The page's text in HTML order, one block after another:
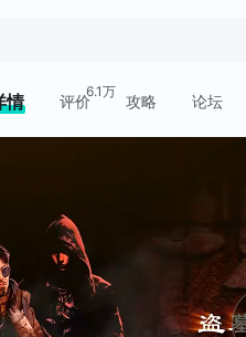
情 评价
6.1万
攻略 论坛